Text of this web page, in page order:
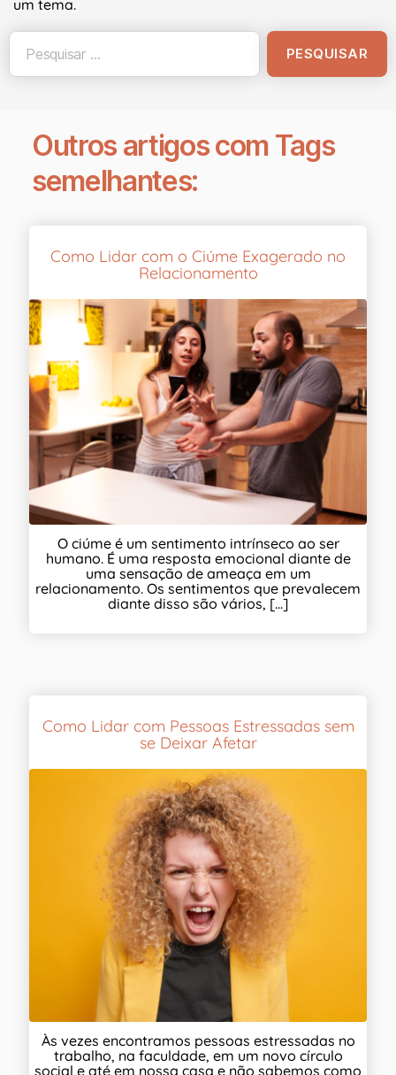
um tema.
Outros artigos com Tags
semelhantes:
Como Lidar com o Ciúme Exagerado no
Relacionamento
O ciúme é um sentimento intrínseco ao ser
humano. É uma resposta emocional diante de
uma sensação de ameaça em um
relacionamento. Os sentimentos que prevalecem
diante disso são vários, [...]
Como Lidar com Pessoas Estressadas sem
se Deixar Afetar
Às vezes encontramos pessoas estressadas no
trabalho, na faculdade, em um novo círculo
social e até em nossa casa e não sabemos como